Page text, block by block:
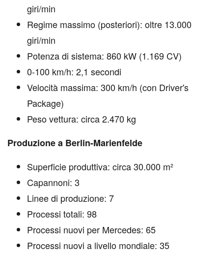
giri/min
Regime massimo (posteriori): oltre 13.000
giri/min
Potenza di sistema: 860 kW (1.169 CV)
0-100 km/h: 2,1 secondi
Velocità massima: 300 km/h (con Driver's
Package)
Peso vettura: circa 2.470 kg
Produzione a Berlin-Marienfelde
Superficie produttiva: circa 30.000 m²
Capannoni: 3
Linee di produzione: 7
Processi totali: 98
Processi nuovi per Mercedes: 65
Processi nuovi a livello mondiale: 35